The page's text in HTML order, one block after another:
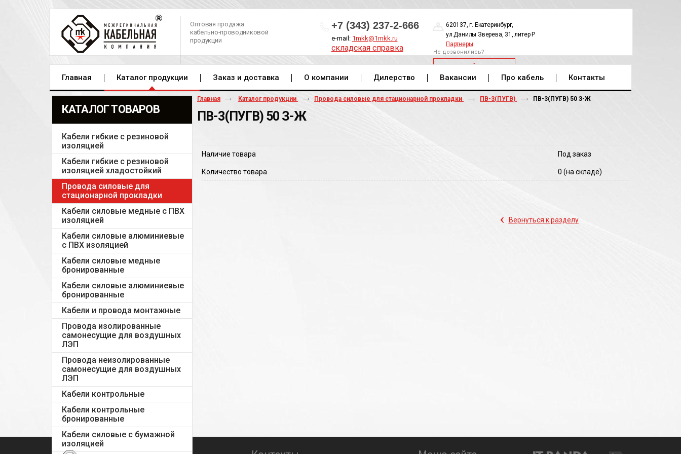
Оптовая продажа
кабельно-проводниковой
продукции
+7 (343) 237-2-666
e-mail: 1mkk@1mkk.ru
складская справка
620137, г. Екатеринбург,
ул.Данилы Зверева, 31, литер Р
Партнеры
Не дозвонились?
ОБРАТНЫЙ ЗВОНОК
Главная Каталог продукции Заказ и доставка О компании Дилерство Вакансии Про кабель Контакты
КАТАЛОГ ТОВАРОВ
Кабели гибкие с резиновой
изоляцией
Кабели гибкие с резиновой
изоляцией хладостойкий
Провода силовые для
стационарной прокладки
Кабели силовые медные с ПВХ
изоляцией
Кабели силовые алюминиевые
с ПВХ изоляцией
Кабели силовые медные
бронированные
Кабели силовые алюминиевые
бронированные
Кабели и провода монтажные
Провода изолированные
самонесущие для воздушных
ЛЭП
Провода неизолированные
самонесущие для воздушных
ЛЭП
Кабели контрольные
Кабели контрольные
бронированные
Кабели силовые с бумажной
изоляцией
Главная Каталог продукции Провода силовые для стационарной прокладки ПВ-3(ПУГВ) ПВ-3(ПУГВ) 50 З-Ж
ПВ-3(ПУГВ) 50 З-Ж
Наличие товара Под заказ
Количество товара 0 (на складе)
‹ Вернуться к разделу